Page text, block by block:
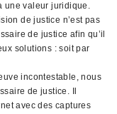
une valeur juridique.
de justice n’est pas
de justice afin qu’il
solutions : soit par
incontestable, nous
de justice. Il
avec des captures